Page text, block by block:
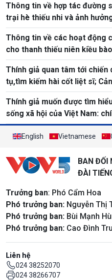
Thông tin về hợp tác đường
trại hè thiếu nhi
Thông tin về các hoạt động
cho thanh thiếu niên kiều
lĩnh vực như Ngày quốc tế
Thính giả quan tâm tới chiến
tụ,tìm kiếm hài cốt liệt sĩ;
trung
Thính giả muốn được tìm
sống xã hội của Việt Nam:
ngày môi trường, điểm du
English Vietnamese
BAN ĐỐI
ĐÀI
Trưởng ban: Phó Cẩm Hoa
Phó trưởng ban: Nguyễn Thị
Phó trưởng ban: Bùi Mạnh
Phó trưởng ban: Cao Đình
Liên hệ
024 38252070
024 38266707